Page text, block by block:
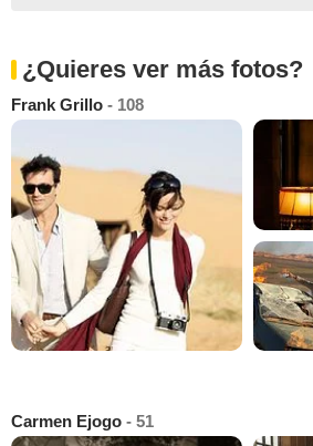
¿Quieres ver más fotos?
Frank Grillo - 108
Carmen Ejogo - 51